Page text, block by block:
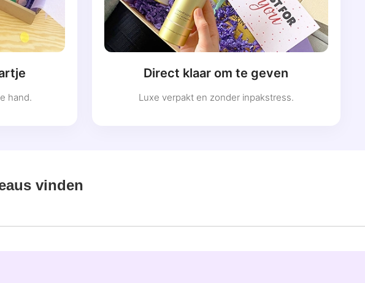
hand.
Direct klaar om te geven
Luxe verpakt en zonder inpakstress.
vinden